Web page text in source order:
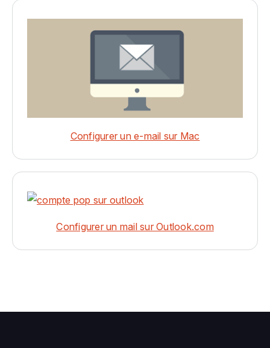
Configurer un e-mail sur Mac
Configurer un mail sur Outlook.com